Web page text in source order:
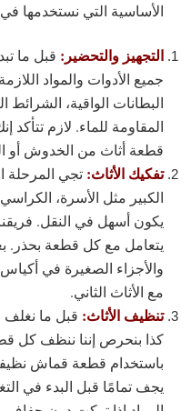
الأساسية التي نستخدمها في
التجهيز والتحضير: قبل ما
جميع الأدوات والمواد
البطانات الواقية، الشرائط
المقاومة للماء. لازم
قطعة أثاث من الخدوش أو
تفكيك الأثاث: تجي المرحلة
الكبير مثل الأسرة،
يكون أسهل في النقل.
يتعامل مع كل قطعة بحذر.
والأجزاء الصغيرة في
مع الأثاث الثاني.
تنظيف الأثاث: قبل ما نغلف
كذا بنحرص إننا ننظف كل
باستخدام قطعة قماش
يجف تمامًا قبل البدء في